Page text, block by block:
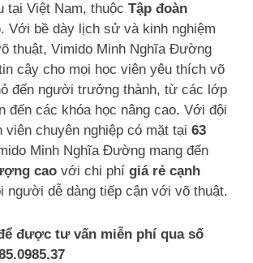
tại Việt Nam, thuộcTập đoàn
. Với bề dày lịch sử và kinh nghiệm
thuật, Vimido Minh Nghĩa Đường
cậy cho mọi học viên yêu thích võ
đến người trưởng thành, từ các lớp
đến các khóa học nâng cao. Với đội
viên chuyên nghiệp có mặt tại63
Minh Nghĩa Đường mang đến
cao với chi phígiá rẻ cạnh
người dễ dàng tiếp cận với võ thuật.
được tư vấn miễn phí qua số